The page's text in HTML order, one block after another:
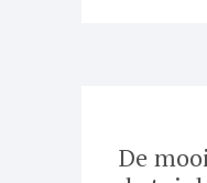
De